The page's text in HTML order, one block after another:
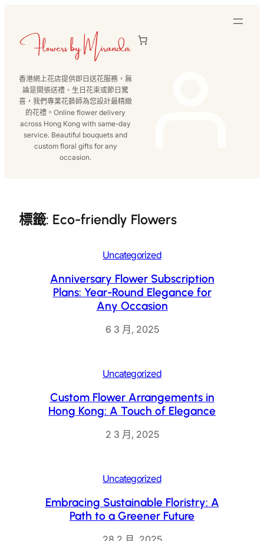
香港網上花店提供即日送花服務，無
論是開張送禮、生日花束或節日驚
喜，我們專業花藝師為您設計最精緻
的花禮。Online flower delivery
across Hong Kong with same-day
service. Beautiful bouquets and
custom floral gifts for any
occasion.
標籤: Eco-friendly Flowers
Uncategorized
Anniversary Flower Subscription
Plans: Year-Round Elegance for
Any Occasion
6 3 月, 2025
Uncategorized
Custom Flower Arrangements in
Hong Kong: A Touch of Elegance
2 3 月, 2025
Uncategorized
Embracing Sustainable Floristry: A
Path to a Greener Future